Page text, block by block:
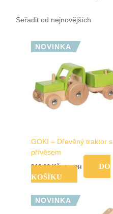
NOVINKA
GOKI – Dřevěný traktor s
přívěsem
319,00Kč vč. DPH
DO
KOŠÍKU
NOVINKA